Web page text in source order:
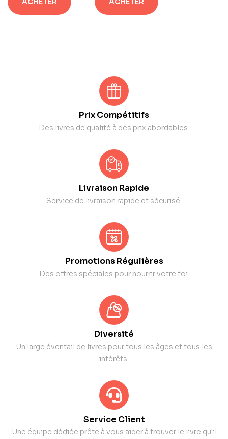
Prix Compétitifs
Des livres de qualité à des prix abordables.
Livraison Rapide
Service de livraison rapide et sécurisé.
Promotions Régulières
Des offres spéciales pour nourrir votre foi.
Diversité
Un large éventail de livres pour tous les âges et tous les
intérêts.
Service Client
Une équipe dédiée prête à vous aider à trouver le livre qu'il